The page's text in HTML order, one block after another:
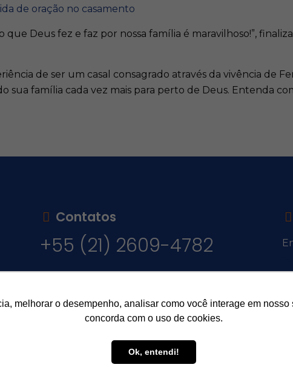
melhorar o desempenho, analisar como você interage em
concorda com o uso de cookies.
Ok, entendi!
de oração no casamento
Deus fez e faz por nossa família é maravilhoso!”,
de ser um casal consagrado através da vivência de
família cada vez mais para perto de Deus. Entenda
Contatos
+55 (21) 2609-4782